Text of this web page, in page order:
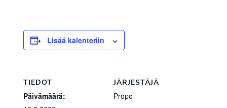
Lisää kalenteriin
TIEDOT
Päivämäärä:
JÄRJESTÄJÄ
Propo